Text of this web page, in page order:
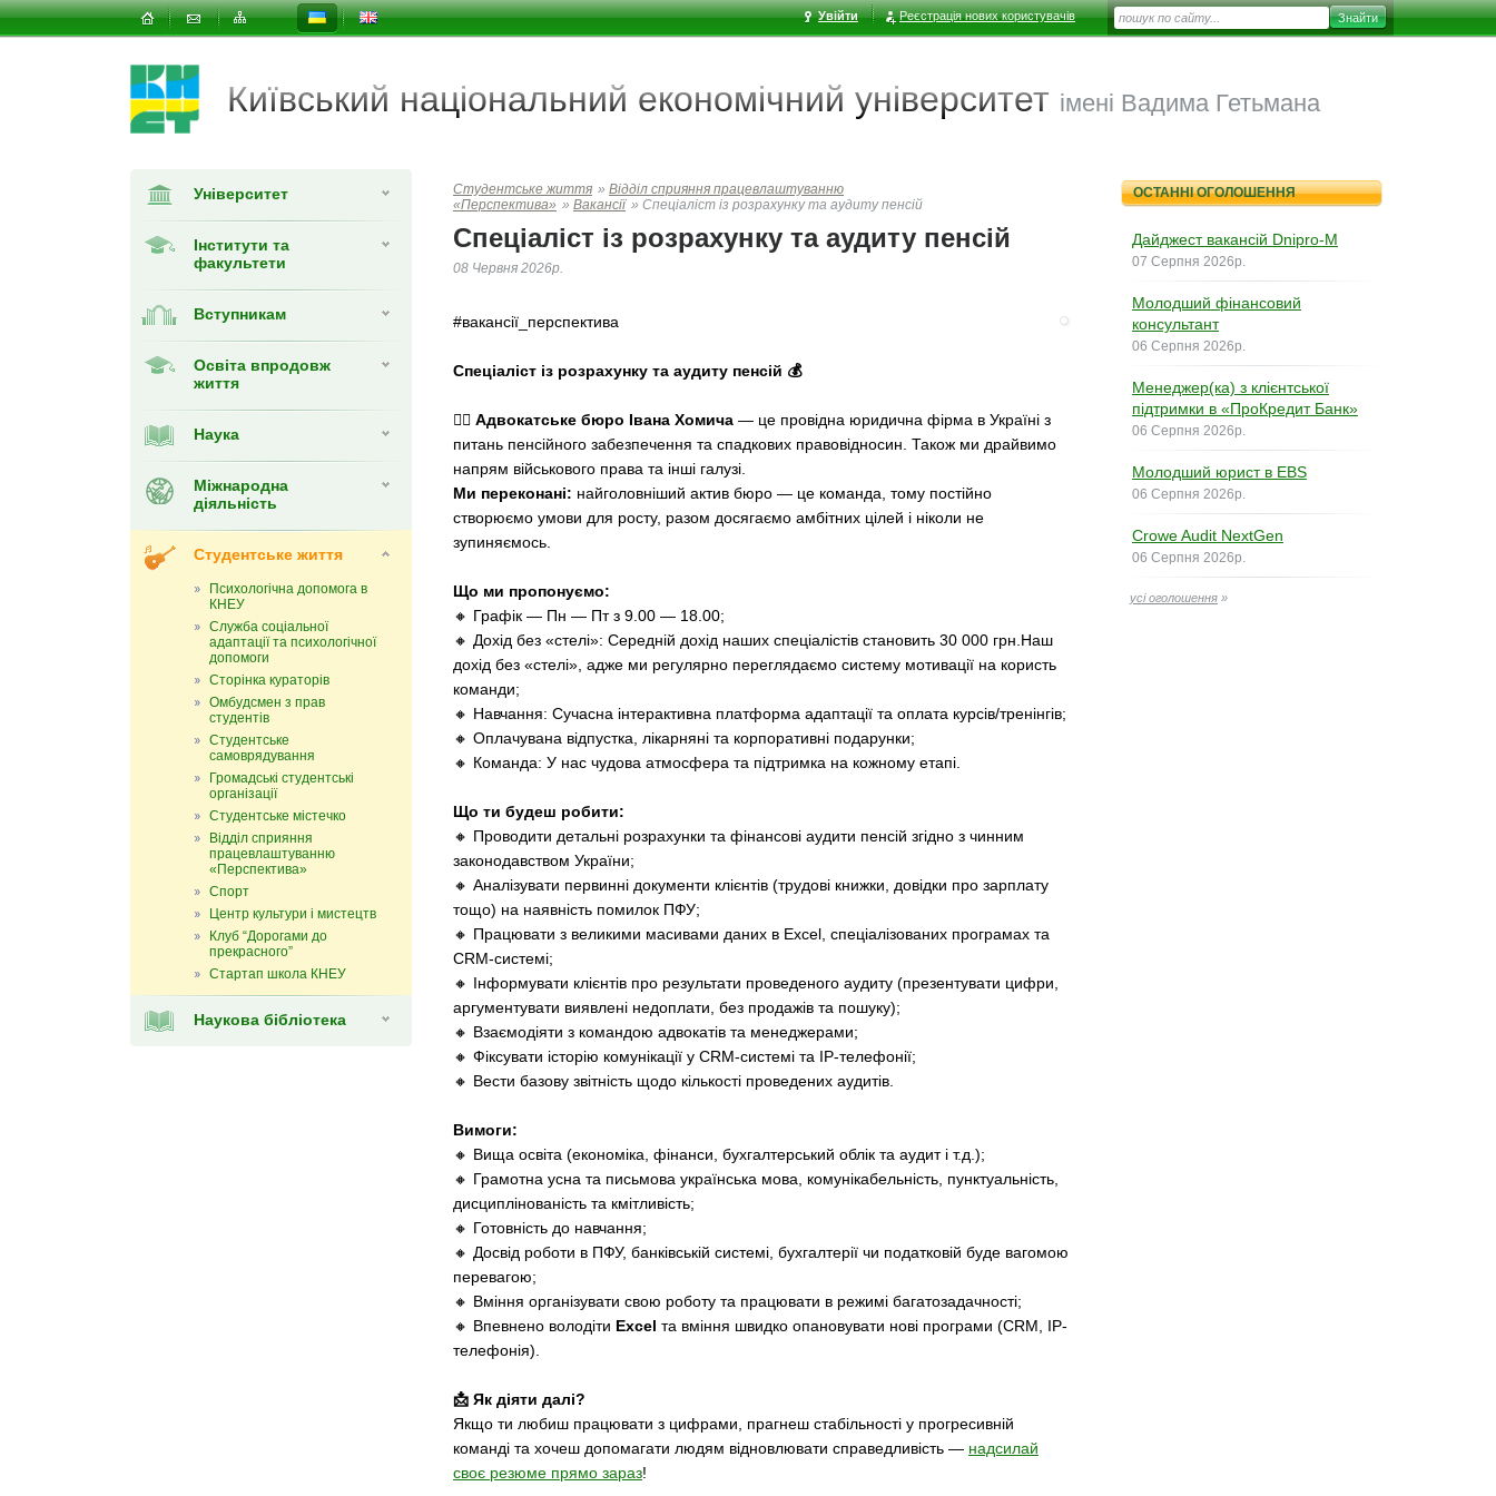
Увійти Реєстрація нових користувачів
Київський національний економічний університет імені Вадима Гетьмана
Університет
Інститути та
факультети
Вступникам
Освіта впродовж
життя
Наука
Міжнародна
діяльність
Студентське життя
Психологічна допомога в
КНЕУ
Служба соціальної
адаптації та психологічної
допомоги
Сторінка кураторів
Омбудсмен з прав
студентів
Студентське
самоврядування
Громадські студентські
організації
Студентське містечко
Відділ сприяння
працевлаштуванню
«Перспектива»
Спорт
Центр культури і мистецтв
Клуб “Дорогами до
прекрасного”
Стартап школа КНЕУ
Наукова бібліотека
Студентське життя » Відділ сприяння працевлаштуванню
«Перспектива» » Вакансії » Спеціаліст із розрахунку та аудиту пенсій
Спеціаліст із розрахунку та аудиту пенсій
08 Червня 2026р.
#вакансії_перспектива
Спеціаліст із розрахунку та аудиту пенсій 💰
👩‍⚖️ Адвокатське бюро Івана Хомича — це провідна юридична фірма в Україні з
питань пенсійного забезпечення та спадкових правовідносин. Також ми драйвимо
напрям військового права та інші галузі.
Ми переконані: найголовніший актив бюро — це команда, тому постійно
створюємо умови для росту, разом досягаємо амбітних цілей і ніколи не
зупиняємось.
Що ми пропонуємо:
🔸 Графік — Пн — Пт з 9.00 — 18.00;
🔸 Дохід без «стелі»: Середній дохід наших спеціалістів становить 30 000 грн.Наш
дохід без «стелі», адже ми регулярно переглядаємо систему мотивації на користь
команди;
🔸 Навчання: Сучасна інтерактивна платформа адаптації та оплата курсів/тренінгів;
🔸 Оплачувана відпустка, лікарняні та корпоративні подарунки;
🔸 Команда: У нас чудова атмосфера та підтримка на кожному етапі.
Що ти будеш робити:
🔸 Проводити детальні розрахунки та фінансові аудити пенсій згідно з чинним
законодавством України;
🔸 Аналізувати первинні документи клієнтів (трудові книжки, довідки про зарплату
тощо) на наявність помилок ПФУ;
🔸 Працювати з великими масивами даних в Excel, спеціалізованих програмах та
CRM-системі;
🔸 Інформувати клієнтів про результати проведеного аудиту (презентувати цифри,
аргументувати виявлені недоплати, без продажів та пошуку);
🔸 Взаємодіяти з командою адвокатів та менеджерами;
🔸 Фіксувати історію комунікації у CRM-системі та IP-телефонії;
🔸 Вести базову звітність щодо кількості проведених аудитів.
Вимоги:
🔸 Вища освіта (економіка, фінанси, бухгалтерський облік та аудит і т.д.);
🔸 Грамотна усна та письмова українська мова, комунікабельність, пунктуальність,
дисциплінованість та кмітливість;
🔸 Готовність до навчання;
🔸 Досвід роботи в ПФУ, банківській системі, бухгалтерії чи податковій буде вагомою
перевагою;
🔸 Вміння організувати свою роботу та працювати в режимі багатозадачності;
🔸 Впевнено володіти Excel та вміння швидко опановувати нові програми (CRM, IP-
телефонія).
📩 Як діяти далі?
Якщо ти любиш працювати з цифрами, прагнеш стабільності у прогресивній
команді та хочеш допомагати людям відновлювати справедливість — надсилай
своє резюме прямо зараз!
ОСТАННІ ОГОЛОШЕННЯ
Дайджест вакансій Dnipro-M
07 Серпня 2026р.
Молодший фінансовий
консультант
06 Серпня 2026р.
Менеджер(ка) з клієнтської
підтримки в «ПроКредит Банк»
06 Серпня 2026р.
Молодший юрист в EBS
06 Серпня 2026р.
Crowe Audit NextGen
06 Серпня 2026р.
усі оголошення »